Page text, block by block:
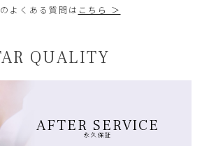
よくある質問は こちら ＞
QUALITY
AFTER SERVICE
永久保証